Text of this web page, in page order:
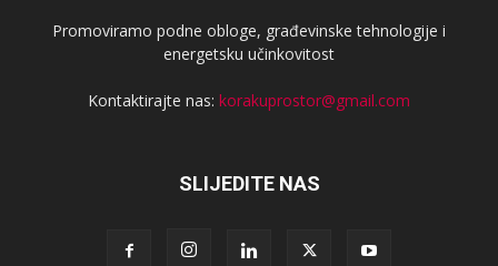
Promoviramo podne obloge, građevinske tehnologije i
energetsku učinkovitost
Kontaktirajte nas: korakuprostor@gmail.com
SLIJEDITE NAS